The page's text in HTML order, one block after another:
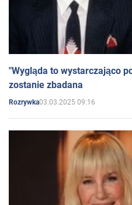
"Wygląda to wystarczająco
zostanie zbadana
Rozrywka03.03.2025 09:16